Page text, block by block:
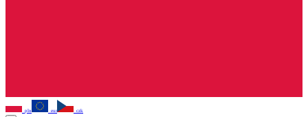
pln eur czk